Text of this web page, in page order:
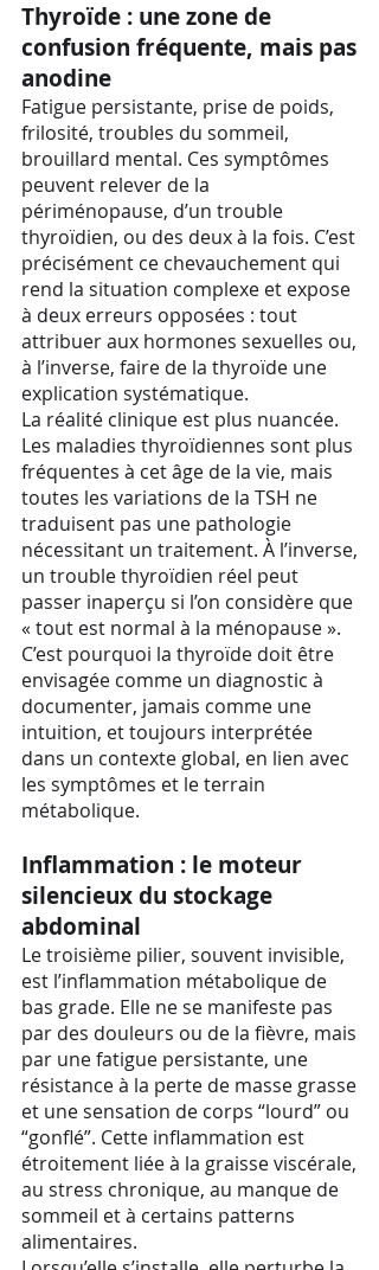
Thyroïde : une zone de
confusion fréquente, mais pas
anodine
Fatigue persistante, prise de poids,
frilosité, troubles du sommeil,
brouillard mental. Ces symptômes
peuvent relever de la
périménopause, d’un trouble
thyroïdien, ou des deux à la fois. C’est
précisément ce chevauchement qui
rend la situation complexe et expose
à deux erreurs opposées : tout
attribuer aux hormones sexuelles ou,
à l’inverse, faire de la thyroïde une
explication systématique.
La réalité clinique est plus nuancée.
Les maladies thyroïdiennes sont plus
fréquentes à cet âge de la vie, mais
toutes les variations de la TSH ne
traduisent pas une pathologie
nécessitant un traitement. À l’inverse,
un trouble thyroïdien réel peut
passer inaperçu si l’on considère que
« tout est normal à la ménopause ».
C’est pourquoi la thyroïde doit être
envisagée comme un diagnostic à
documenter, jamais comme une
intuition, et toujours interprétée
dans un contexte global, en lien avec
les symptômes et le terrain
métabolique.
Inflammation : le moteur
silencieux du stockage
abdominal
Le troisième pilier, souvent invisible,
est l’inflammation métabolique de
bas grade. Elle ne se manifeste pas
par des douleurs ou de la fièvre, mais
par une fatigue persistante, une
résistance à la perte de masse grasse
et une sensation de corps “lourd” ou
“gonflé”. Cette inflammation est
étroitement liée à la graisse viscérale,
au stress chronique, au manque de
sommeil et à certains patterns
alimentaires.